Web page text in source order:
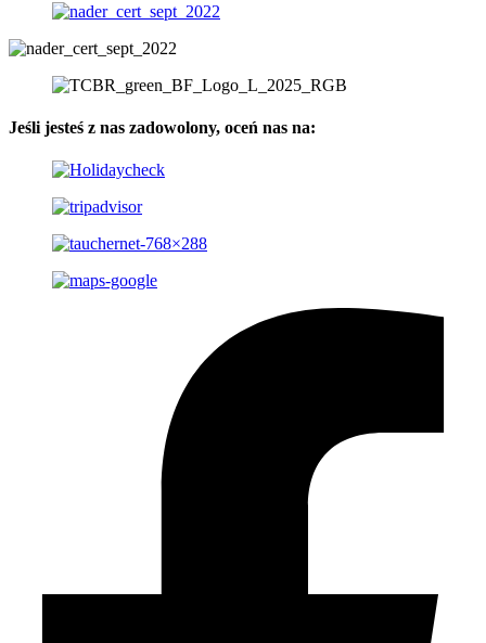
Jeśli jesteś z nas zadowolony, oceń nas na: